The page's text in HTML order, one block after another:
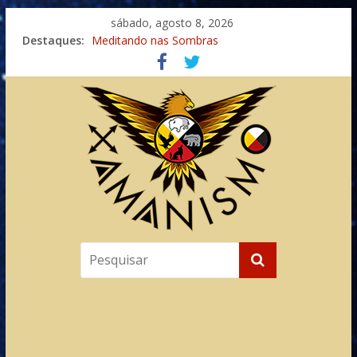
sábado, agosto 8, 2026
Destaques: Meditando nas Sombras
Autosuficiência: A Jornada do Espírito Ancestral
Xamanismo Universal
Totens – Caminho Espiritual – Crescimento
Imaginação na Cura